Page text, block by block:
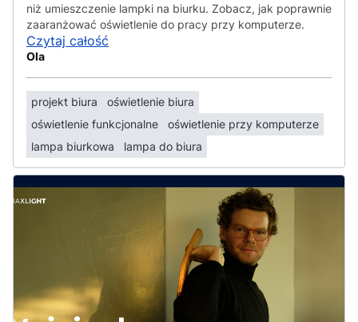
niż umieszczenie lampki na biurku. Zobacz, jak poprawnie
zaaranżować oświetlenie do pracy przy komputerze.
Czytaj całość
Ola
projekt biura
oświetlenie biura
oświetlenie funkcjonalne
oświetlenie przy komputerze
lampa biurkowa
lampa do biura